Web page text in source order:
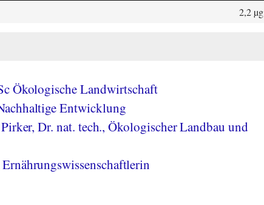
2,2 µg
Ökologische Landwirtschaft
Entwicklung
Dr. nat. tech., Ökologischer Landbau und